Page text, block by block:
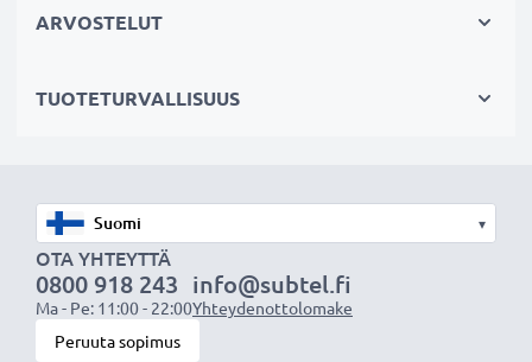
ARVOSTELUT
TUOTETURVALLISUUS
▾
OTA YHTEYTTÄ
0800 918 243
Ma - Pe: 11:00 - 22:00
info@subtel.fi
Yhteydenottolomake
Peruuta sopimus